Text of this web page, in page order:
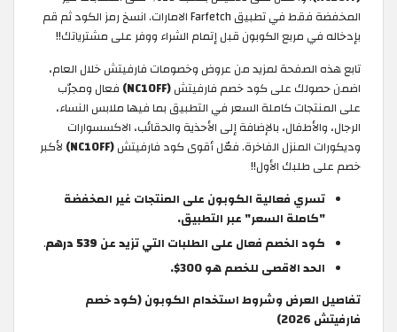
المخفضة فقط في تطبيق Farfetch الامارات. انسخ رمز الكود ثم قم
بإدخاله في مربع الكوبون قبل إتمام الشراء ووفر على مشترياتك!!
تابع هذه الصفحة لمزيد من عروض وخصومات فارفيتش خلال العام،
اضمن حصولك على كود خصم فارفيتش(NC10FF)
فعال ومجرّب
على المنتجات كاملة السعر في التطبيق بما فيها ملابس النساء،
الرجال، والأطفال، بالإضافة إلى الأحذية والحقائب، الاكسسوارات
وديكورات المنزل الفاخرة. فعّل أقوى كود فارفيتش(NC10FF)
لأكبر
خصم على طلبك الأول!!
تسري فعالية الكوبون على المنتجات غير المخفضة
"كاملة السعر" عبر التطبيق.
كود الخصم فعال على الطلبات التي تزيد عن 539 درهم
.
الحد الاقصى للخصم هو 300$.
تفاصيل العرض وشروط استخدام الكوبون (كود خصم
فارفيتش 2026)